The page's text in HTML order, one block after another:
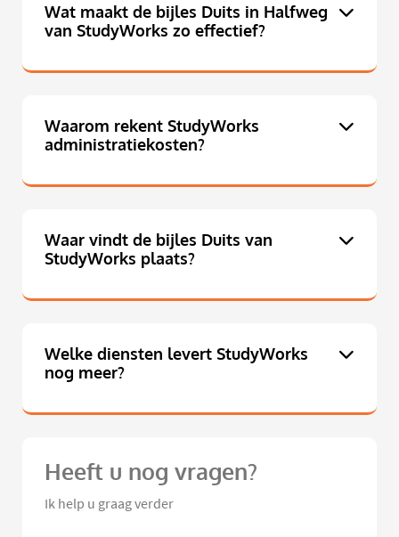
Wat maakt de bijles Duits in Halfweg
van StudyWorks zo effectief?
Waarom rekent StudyWorks
administratiekosten?
Waar vindt de bijles Duits van
StudyWorks plaats?
Welke diensten levert StudyWorks
nog meer?
Heeft u nog vragen?
Ik help u graag verder